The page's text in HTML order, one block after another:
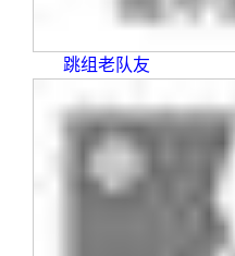
跳组老队友